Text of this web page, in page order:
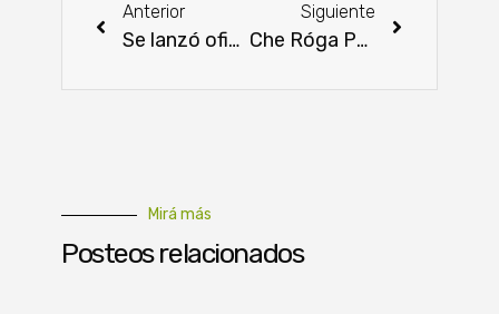
Anterior
Se lanzó oficialmente el XXIII CILA, la cumbre ibero-latinoamericana del asfalto que se celebrará en Asunción
Siguiente
Che Róga Porã concreta nueva entrega de vivienda en la ciudad de Areguá
Mirá más
Posteos relacionados